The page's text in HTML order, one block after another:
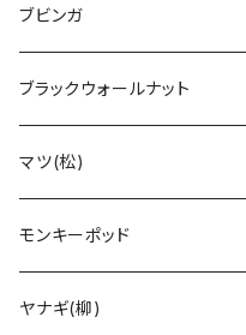
ブビンガ
ブラックウォールナット
マツ(松)
モンキーポッド
ヤナギ(柳)